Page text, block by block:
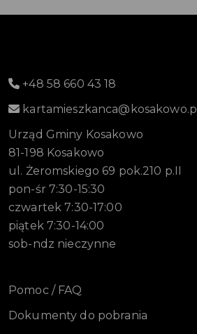
+48 58 660 43 18
kartamieszkanca@kosakowo.pl
Urząd Gminy Kosakowo
81-198 Kosakowo
ul. Żeromskiego 69 pok.210 p.II
pon-śr 7:30-15:30
czwartek 7:30-17:00
piątek 7:30-14:00
sob-ndz nieczynne
Pomoc / FAQ
Dokumenty do pobrania